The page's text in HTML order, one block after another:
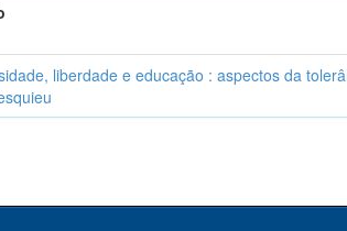
liberdade e educação : aspectos da